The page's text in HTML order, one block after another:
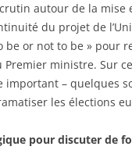
autour de la mise
du projet de
be or not to be » pour
Premier ministre. Sur
important – quelques
les élections
pour discuter de